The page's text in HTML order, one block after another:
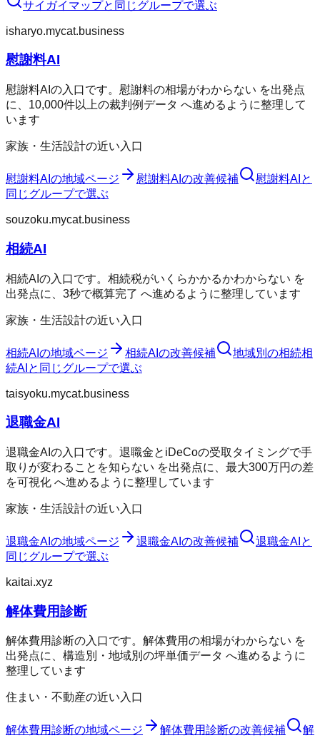
サイガイマップと同じグループで選ぶ
isharyo.mycat.business
慰謝料AI
慰謝料AIの入口です。慰謝料の相場がわからない を出発点
に、10,000件以上の裁判例データ へ進めるように整理して
います
家族・生活設計の近い入口
慰謝料AI の地域ページ 慰謝料AI の改善候補 慰謝料AI と
同じグループで選ぶ
souzoku.mycat.business
相続AI
相続AIの入口です。相続税がいくらかかるかわからない を
出発点に、3秒で概算完了 へ進めるように整理しています
家族・生活設計の近い入口
相続AI の地域ページ 相続AI の改善候補 地域別の相続相
続AI と同じグループで選ぶ
taisyoku.mycat.business
退職金AI
退職金AIの入口です。退職金とiDeCoの受取タイミングで手
取りが変わることを知らない を出発点に、最大300万円の差
を可視化 へ進めるように整理しています
家族・生活設計の近い入口
退職金AI の地域ページ 退職金AI の改善候補 退職金AI と
同じグループで選ぶ
kaitai.xyz
解体費用診断
解体費用診断の入口です。解体費用の相場がわからない を
出発点に、構造別・地域別の坪単価データ へ進めるように
整理しています
住まい・不動産の近い入口
解体費用診断の地域ページ 解体費用診断の改善候補
解